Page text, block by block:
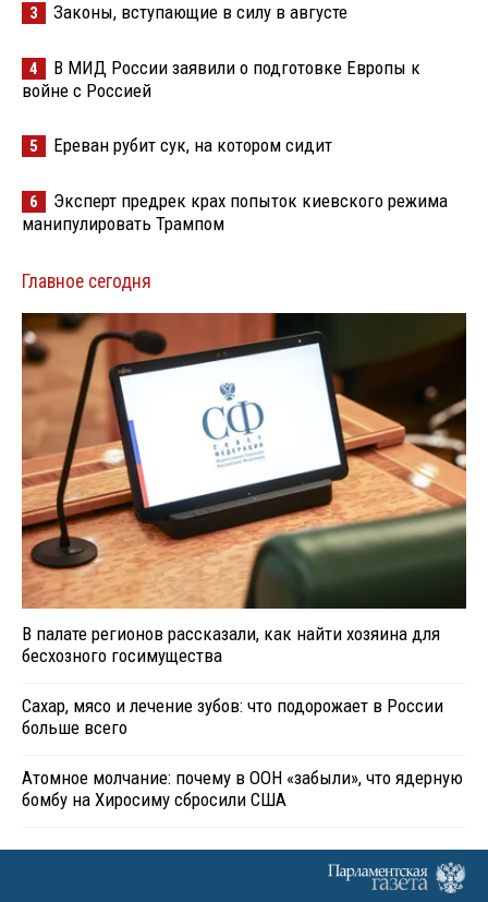
3 Законы, вступающие в силу в августе
4
В МИД России заявили о подготовке Европы к
войне с Россией
5 Ереван рубит сук, на котором сидит
6
Эксперт предрек крах попыток киевского режима
манипулировать Трампом
Главное сегодня
В палате регионов рассказали, как найти хозяина для
бесхозного госимущества
Сахар, мясо и лечение зубов: что подорожает в России
больше всего
Атомное молчание: почему в ООН «забыли», что ядерную
бомбу на Хиросиму сбросили США